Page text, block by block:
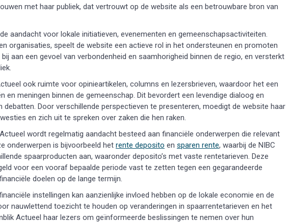
met haar publiek, dat vertrouwt op de website als een betrouwbare bron van
aandacht voor lokale initiatieven, evenementen en gemeenschapsactiviteiten.
organisaties, speelt de website een actieve rol in het ondersteunen en promoten
aan een gevoel van verbondenheid en saamhorigheid binnen de regio, en versterkt
ook ruimte voor opinieartikelen, columns en lezersbrieven, waardoor het een
meningen binnen de gemeenschap. Dit bevordert een levendige dialoog en
Door verschillende perspectieven te presenteren, moedigt de website haar
en zich uit te spreken over zaken die hen raken.
wordt regelmatig aandacht besteed aan financiële onderwerpen die relevant
onderwerpen is bijvoorbeeld het rente deposito en sparen rente, waarbij de NIBC
spaarproducten aan, waaronder deposito’s met vaste rentetarieven. Deze
voor een vooraf bepaalde periode vast te zetten tegen een gegarandeerde
doelen op de lange termijn.
instellingen kan aanzienlijke invloed hebben op de lokale economie en de
nauwlettend toezicht te houden op veranderingen in spaarrentetarieven en het
Actueel haar lezers om geïnformeerde beslissingen te nemen over hun